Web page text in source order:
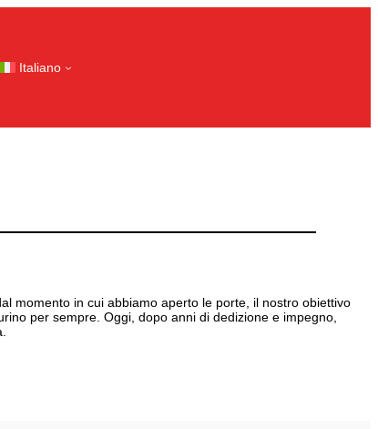
Italiano
momento in cui abbiamo aperto le porte, il nostro obiettivo
per sempre. Oggi, dopo anni di dedizione e impegno,